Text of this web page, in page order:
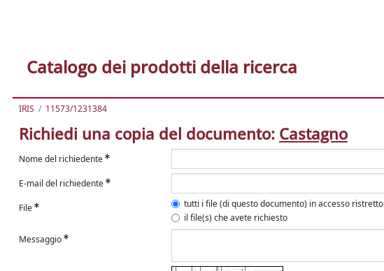
Catalogo dei prodotti della ricerca
IRIS 11573/1231384
Richiedi una copia del documento: Castagno
Nome del richiedente
E-mail del richiedente
File
tutti i file (di questo documento) in accesso ristretto
il file(s) che avete richiesto
Messaggio